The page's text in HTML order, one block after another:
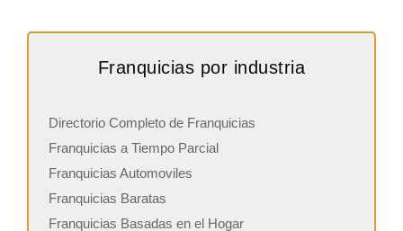
Franquicias por industria
Directorio Completo de Franquicias
Franquicias a Tiempo Parcial
Franquicias Automoviles
Franquicias Baratas
Franquicias Basadas en el Hogar